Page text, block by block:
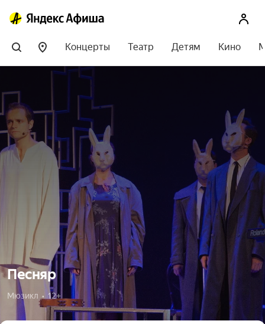
Концерты Театр Детям Кино
Песняр
Мюзикл  •  12+